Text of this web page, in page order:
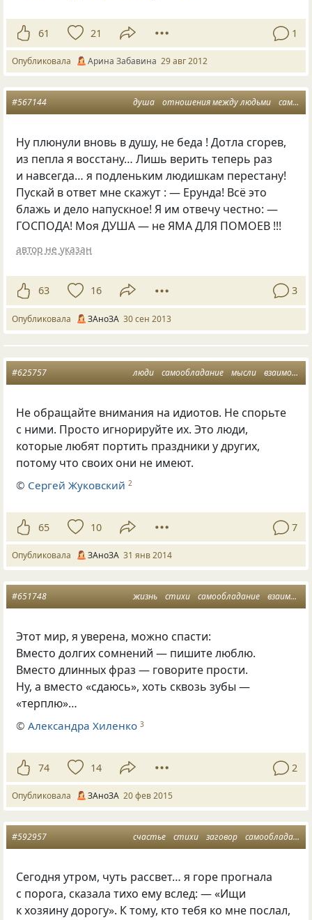
61 21 1
Опубликовала Арина Забавина 29 авг 2012
душа отношения между людьми самообладание
#567144
Ну плюнули вновь в душу, не беда ! Дотла сгорев,
из пепла я восстану… Лишь верить теперь раз
и навсегда… я подленьким людишкам перестану!
Пускай в ответ мне скажут : — Ерунда! Всё это
блажь и дело напускное! Я им отвечу честно: —
ГОСПОДА! Моя ДУША — не ЯМА ДЛЯ ПОМОЕВ !!!
автор не указан
63 16 3
Опубликовала ЗАноЗА 30 сен 2013
люди самообладание мысли взаимоотношения
#625757
Не обращайте внимания на идиотов. Не спорьте
с ними. Просто игнорируйте их. Это люди,
которые любят портить праздники у других,
потому что своих они не имеют.
© Сергей Жуковский 2
65 10 7
Опубликовала ЗАноЗА 31 янв 2014
жизнь стихи самообладание взаимоотношения
#651748
Этот мир, я уверена, можно спасти:
Вместо долгих сомнений — пишите люблю.
Вместо длинных фраз — говорите прости.
Ну, а вместо «сдаюсь», хоть сквозь зубы —
«терплю»…
©Александра Хиленко 3
74 14 2
Опубликовала ЗАноЗА 20 фев 2015
счастье стихи заговор самообладание
#592957
Сегодня утром, чуть рассвет… я горе прогнала
с порога, сказала тихо ему вслед: — «Ищи
к хозяину дорогу». К тому, кто тебя ко мне послал,